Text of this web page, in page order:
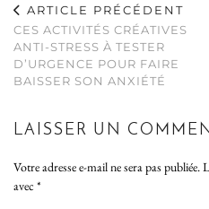
ARTICLE PRÉCÉDENT
CES ACTIVITÉS CRÉATIVES
ANTI-STRESS À TESTER
D’URGENCE POUR FAIRE
BAISSER SON ANXIÉTÉ
LAISSER UN
Votre adresse e-mail ne sera pas publiée.
avec *